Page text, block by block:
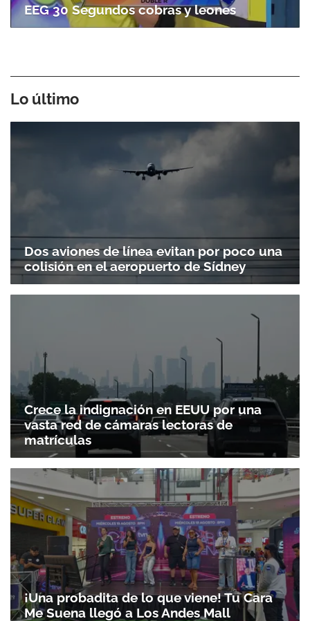
EEG 30 Segundos cobras y leones
Lo último
Dos aviones de línea evitan por poco una
colisión en el aeropuerto de Sídney
Crece la indignación en EEUU por una
vasta red de cámaras lectoras de
matrículas
¡Una probadita de lo que viene! Tu Cara
Me Suena llegó a Los Andes Mall